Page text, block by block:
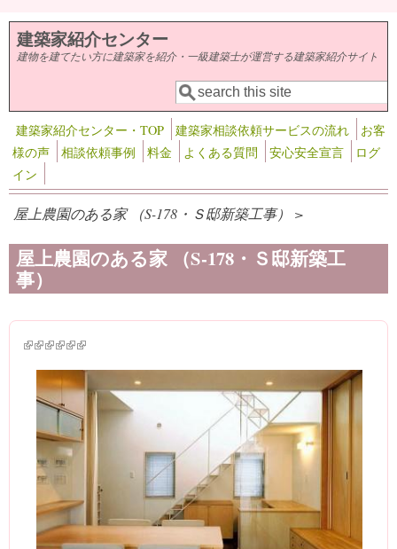
メインコンテンツに移動
建築家紹介センター
建物を建てたい方に建築家を紹介・一級建築士が運営する建築家紹介サイト
検索フォーム
検索
建築家紹介センター・TOP 建築家相談依頼サービスの流れ
お客
様の声
相談依頼事例 料金 よくある質問 安心安全宣言
ログ
イン
屋上農園のある家 （S-178・Ｓ邸新築工事） >
屋上農園のある家 （S-178・Ｓ邸新築工
事）
(link is external)
(link is external)
(link is external)
(link is external)
(link is external)
(link is external)